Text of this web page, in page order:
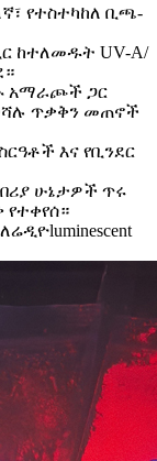
የተስተካከለ ቢጫ-
ከተለመዱት UV-A/
አማራጮች ጋር
ጥቃቅን መጠኖች
እና የቢንደር
ሁኔታዎች ጥሩ